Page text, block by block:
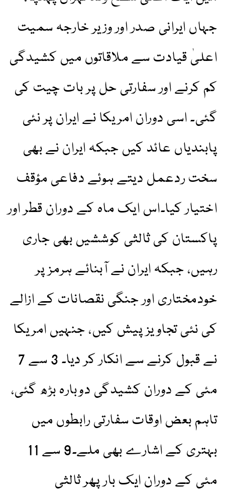
جہاں ایرانی صدر اور وزیر خارجہ سمیت
اعلیٰ قیادت سے ملاقاتوں میں کشیدگی
کم کرنے اور سفارتی حل پر بات چیت کی
گئی۔ اسی دوران امریکا نے ایران پر نئی
پابندیاں عائد کیں جبکہ ایران نے بھی
سخت ردعمل دیتے ہوئے دفاعی مؤقف
اختیار کیا۔اس ایک ماہ کے دوران قطر اور
پاکستان کی ثالثی کوششیں بھی جاری
رہیں، جبکہ ایران نے آبنائے ہرمز پر
خودمختاری اور جنگی نقصانات کے ازالے
کی نئی تجاویز پیش کیں، جنہیں امریکا
نے قبول کرنے سے انکار کر دیا۔ 3 سے 7
مئی کے دوران کشیدگی دوبارہ بڑھ گئی،
تاہم بعض اوقات سفارتی رابطوں میں
بہتری کے اشارے بھی ملے۔9 سے 11
مئی کے دوران ایک بار پھر ثالثی